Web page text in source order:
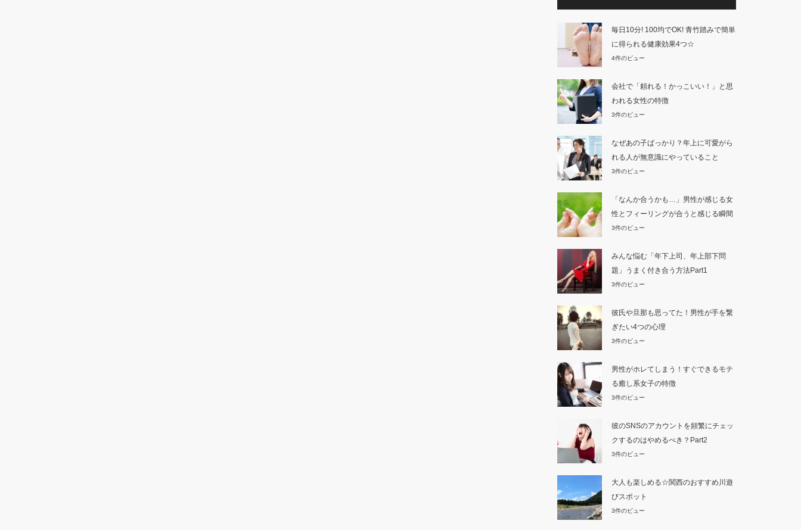
毎日10分! 100均でOK! 青竹踏みで簡単
に得られる健康効果4つ☆
4件のビュー
会社で「頼れる！かっこいい！」と思
われる女性の特徴
3件のビュー
なぜあの子ばっかり？年上に可愛がら
れる人が無意識にやっていること
3件のビュー
「なんか合うかも…」男性が感じる女
性とフィーリングが合うと感じる瞬間
3件のビュー
みんな悩む「年下上司、年上部下問
題」うまく付き合う方法Part1
3件のビュー
彼氏や旦那も思ってた！男性が手を繋
ぎたい4つの心理
3件のビュー
男性がホレてしまう！すぐできるモテ
る癒し系女子の特徴
3件のビュー
彼のSNSのアカウントを頻繁にチェッ
クするのはやめるべき？Part2
3件のビュー
大人も楽しめる☆関西のおすすめ川遊
びスポット
3件のビュー